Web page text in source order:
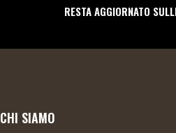
RESTA AGGIORNATO
CHI SIAMO